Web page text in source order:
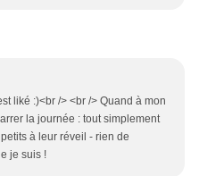
liké :)<br /> <br /> Quand à mon
la journée : tout simplement
à leur réveil - rien de
je suis !